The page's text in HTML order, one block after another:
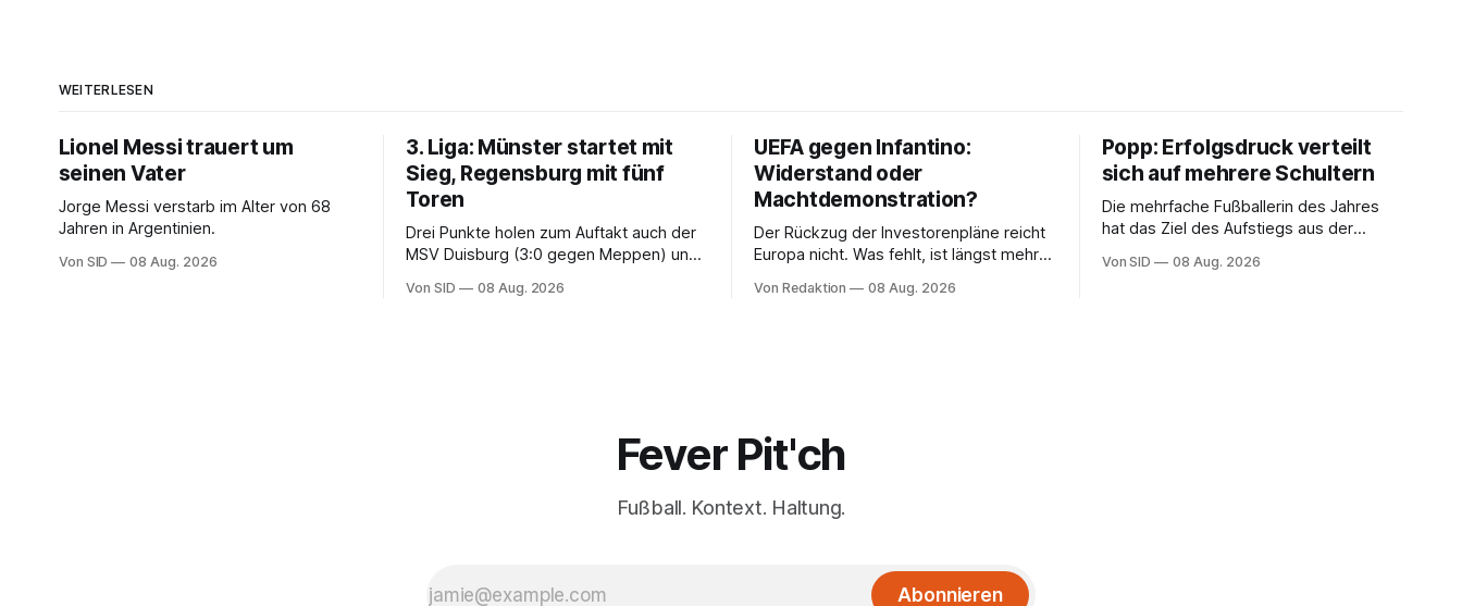
WEITERLESEN
Lionel Messi trauert um
seinen Vater
Jorge Messi verstarb im Alter von 68
Jahren in Argentinien.
Von SID 08 Aug. 2026
3. Liga: Münster startet mit
Sieg, Regensburg mit fünf
Toren
Drei Punkte holen zum Auftakt auch der
MSV Duisburg (3:0 gegen Meppen) und
Von SID 08 Aug. 2026
UEFA gegen Infantino:
Widerstand oder
Machtdemonstration?
Der Rückzug der Investorenpläne reicht
Europa nicht. Was fehlt, ist längst mehr
einzelnen Mannes
Von Redaktion 08 Aug. 2026
Popp: Erfolgsdruck verteilt
sich auf mehrere Schultern
Die mehrfache Fußballerin des Jahres
hat das Ziel des Aufstiegs aus der
Von SID 08 Aug. 2026
Fever Pit'ch
Fußball. Kontext. Haltung.
Abonnieren